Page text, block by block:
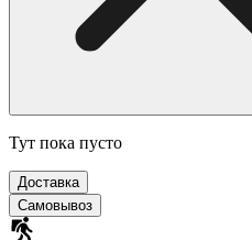
Тут пока пусто
Доставка
Самовывоз